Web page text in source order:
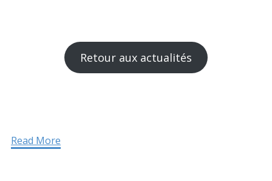
Retour aux actualités
Read More